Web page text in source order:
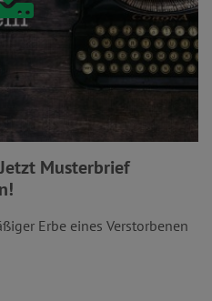
Musterbrief
Erbe eines Verstorbenen